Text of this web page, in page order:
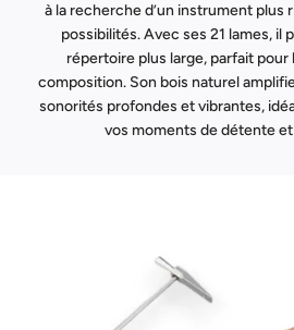
à la recherche d’un instrument plus
possibilités. Avec ses 21 lames, il
répertoire plus large, parfait pour
composition. Son bois naturel
sonorités profondes et vibrantes,
vos moments de détente